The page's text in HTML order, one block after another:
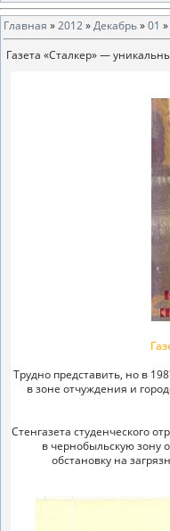
Главная »2012»Декабрь»01
Газета «Сталкер» —
Трудно представить, но в
в зоне отчуждения и
Стенгазета студенческого
в чернобыльскую зону
обстановку на